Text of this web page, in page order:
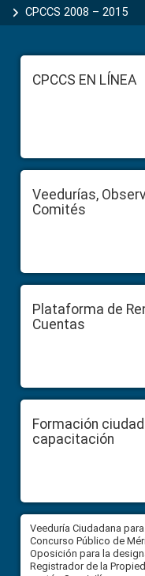
CPCCS 2008 – 2015
FooterCPCCS EN LÍNEA
Veedurías,
Comités
Plataforma de
Cuentas
Formación
capacitación
Veeduría Ciudadana para
Concurso Público de
Oposición para la
Registrador de la